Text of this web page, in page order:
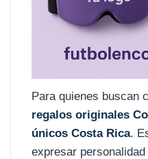
Para quienes buscan
regalos originales
únicos Costa Rica.
expresar